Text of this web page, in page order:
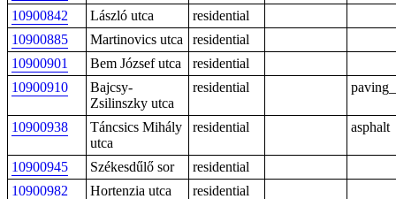
10900842
László utca
residential
10900885
Martinovics utca
residential
10900901
Bem József utca
residential
10900910
Bajcsy-
Zsilinszky utca
residential
10900938
Táncsics Mihály
utca
residential asphalt
10900945 Székesdűlő sor
residential
10900982
Hortenzia utca
residential